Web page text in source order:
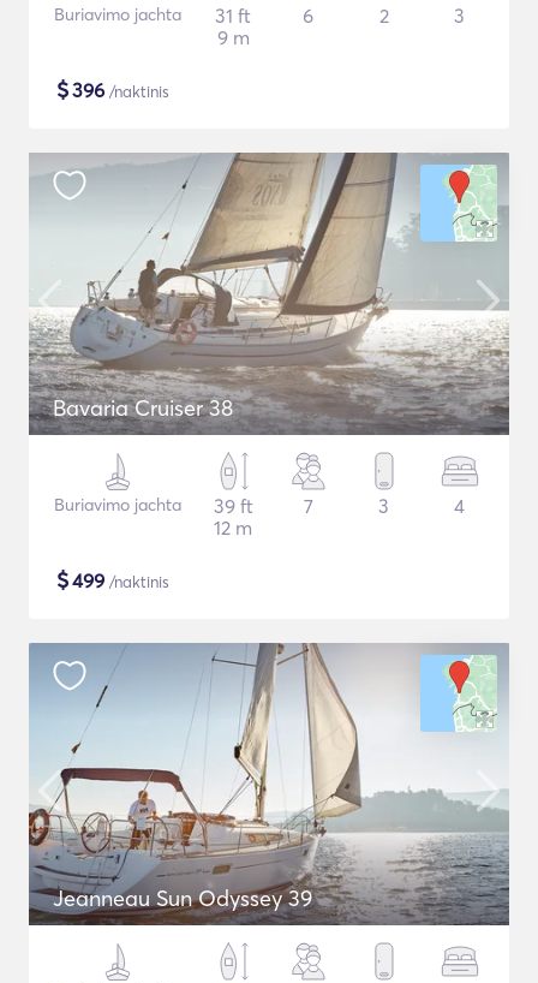
Buriavimo jachta
31 ft
9 m
6 2 3
$396 /naktinis
Bavaria Cruiser 38
Buriavimo jachta
39 ft
12 m
7 3 4
$499 /naktinis
Jeanneau Sun Odyssey 39